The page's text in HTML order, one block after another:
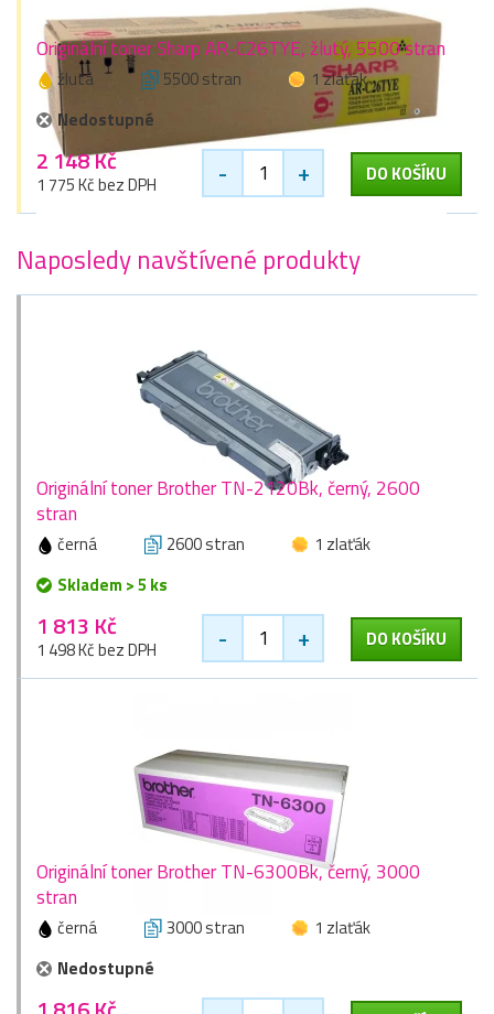
Originální toner Sharp AR-C26TYE, žlutý, 5500 stran
žlutá 5500 stran
1 zlaťák
Nedostupné
2 148 Kč
1 775 Kč bez DPH - + DO KOŠÍKU
Naposledy navštívené produkty
Originální toner Brother TN-2120Bk, černý, 2600
stran
černá 2600 stran
1 zlaťák
Skladem > 5 ks
1 813 Kč
1 498 Kč bez DPH - + DO KOŠÍKU
Originální toner Brother TN-6300Bk, černý, 3000
stran
černá 3000 stran
1 zlaťák
Nedostupné